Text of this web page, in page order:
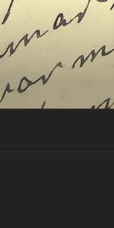
Vés
al
contingut